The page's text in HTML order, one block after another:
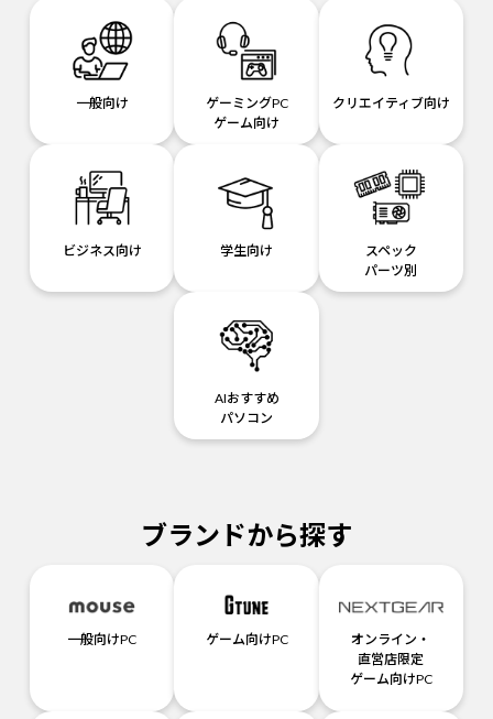
一般向け
ゲーミングPC
ゲーム向け
クリエイティブ向け
ビジネス向け 学生向け
スペック
パーツ別
AIおすすめ
パソコン
ブランドから探す
一般向けPC ゲーム向けPC
オンライン・
直営店限定
ゲーム向けPC